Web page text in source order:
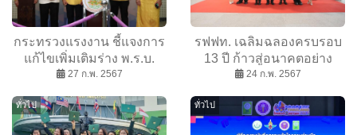
กระทรวงแรงงาน ชี้แจงการ
แก้ไขเพิ่มเติมร่าง พ.ร.บ.
ประกันสังคม
27 ก.พ. 2567
รฟฟท. เฉลิมฉลองครบรอบ
13 ปี ก้าวสู่อนาคตอย่าง
มั่นคง
24 ก.พ. 2567
ทั่วไป ทั่วไป